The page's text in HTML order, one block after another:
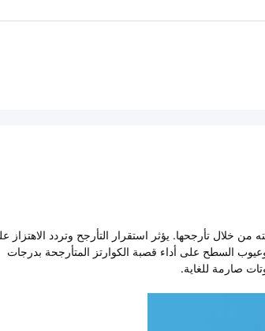
خلال تأرجحها. يؤثر استقرار التأرجح وتردد الاهتزاز
وعيوب السطح على أداء قصبة الكوارتز المتأرجحة بدرجات
صارمة للغاية.